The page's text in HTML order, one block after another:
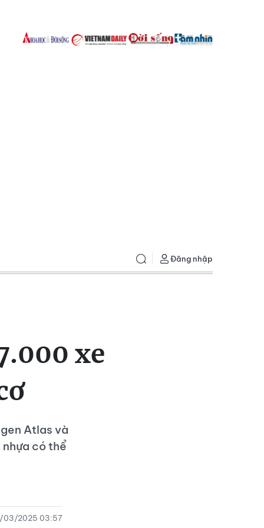
Đăng nhập
xe
Atlas và
có thể
03/2025 03:57